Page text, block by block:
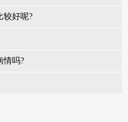
较好呢?
情吗?